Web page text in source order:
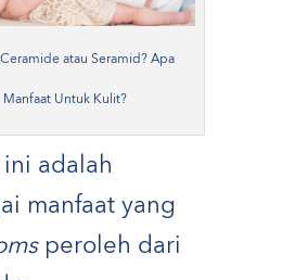
atau Seramid? Apa
Manfaat Untuk Kulit?
ini adalah
manfaat yang
peroleh dari